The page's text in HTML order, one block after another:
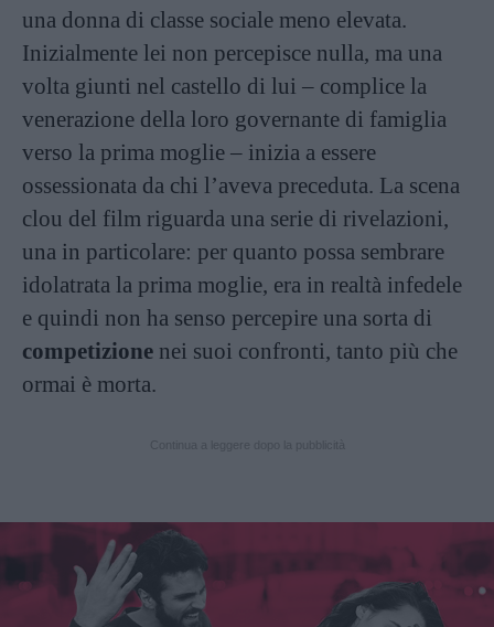
una donna di classe sociale meno elevata.
Inizialmente lei non percepisce nulla, ma una
volta giunti nel castello di lui – complice la
venerazione della loro governante di famiglia
verso la prima moglie – inizia a essere
ossessionata da chi l’aveva preceduta. La scena
clou del film riguarda una serie di rivelazioni,
una in particolare: per quanto possa sembrare
idolatrata la prima moglie, era in realtà infedele
e quindi non ha senso percepire una sorta di
competizione nei suoi confronti, tanto più che
ormai è morta.